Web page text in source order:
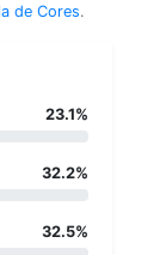
de Cores.
23.1%
32.2%
32.5%